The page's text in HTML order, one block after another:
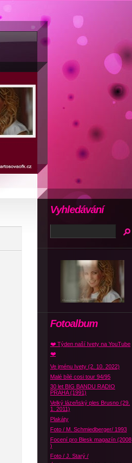
Fotoalbum
❤️ Týden naší Ivety na YouTube
❤️
Ve jménu Ivety (2. 10. 2022)
Malé bílé cosi tour 94/95
30 let BIG BANDU RADIO
PRAHA (1991)
Velký lázeňský ples Brusno (29.
1. 2011)
Plakáty
Foto / M. Schmiedberger/ 1993
Focení pro Blesk magazín (2008
)
Foto / J. Starý /
Vyhledávání